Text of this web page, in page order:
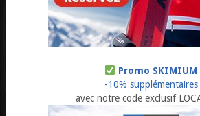
Promo SKIMIUM
-10% supplémentaires
avec notre code exclusif